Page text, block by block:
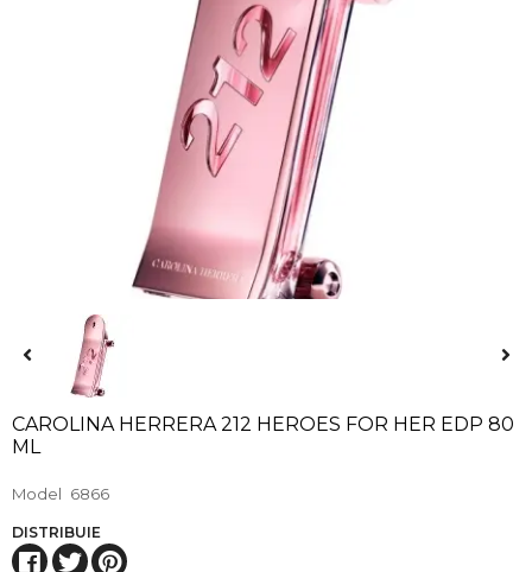
CAROLINA HERRERA 212 HEROES FOR HER EDP 80
ML
Model 6866
DISTRIBUIE